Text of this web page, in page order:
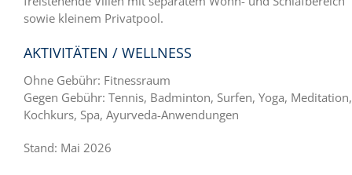
sowie kleinem Privatpool.
AKTIVITÄTEN / WELLNESS
Ohne Gebühr: Fitnessraum
Gegen Gebühr: Tennis, Badminton, Surfen, Yoga, Meditation,
Kochkurs, Spa, Ayurveda-Anwendungen
Stand: Mai 2026